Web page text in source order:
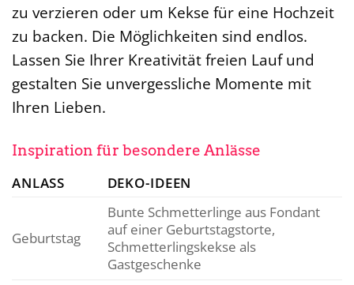
zu verzieren oder um Kekse für eine Hochzeit
zu backen. Die Möglichkeiten sind endlos.
Lassen Sie Ihrer Kreativität freien Lauf und
gestalten Sie unvergessliche Momente mit
Ihren Lieben.
Inspiration für besondere Anlässe
ANLASS
DEKO-IDEEN
Geburtstag
Bunte Schmetterlinge aus Fondant
auf einer Geburtstagstorte,
Schmetterlingskekse als
Gastgeschenke